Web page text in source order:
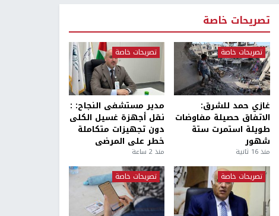
تصريحات خاصة
تصريحات خاصة
غازي حمد للشرق:
الاتفاق حصيلة مفاوضات
طويلة استمرت ستة
شهور
منذ 16 ثانية
تصريحات خاصة
مدير مستشفى النجاح: :
نقل أجهزة غسيل الكلى
دون تجهيزات متكاملة
خطر على المرضى
منذ 2 ساعة
تصريحات خاصة تصريحات خاصة